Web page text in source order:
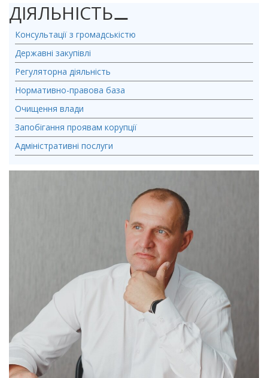
ДІЯЛЬНІСТЬ⚊
Консультації з громадськістю
Державні закупівлі
Регуляторна діяльність
Нормативно-правова база
Очищення влади
Запобігання проявам корупції
Адміністративні послуги